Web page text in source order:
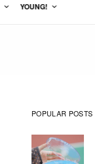
YOUNG!
POPULAR POSTS